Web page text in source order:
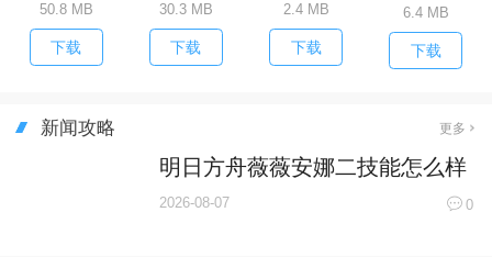
50.8 MB
下载
30.3 MB
下载
2.4 MB
下载
6.4 MB
下载
新闻攻略 更多
明日方舟薇薇安娜二技能怎么样
2026-08-07 0